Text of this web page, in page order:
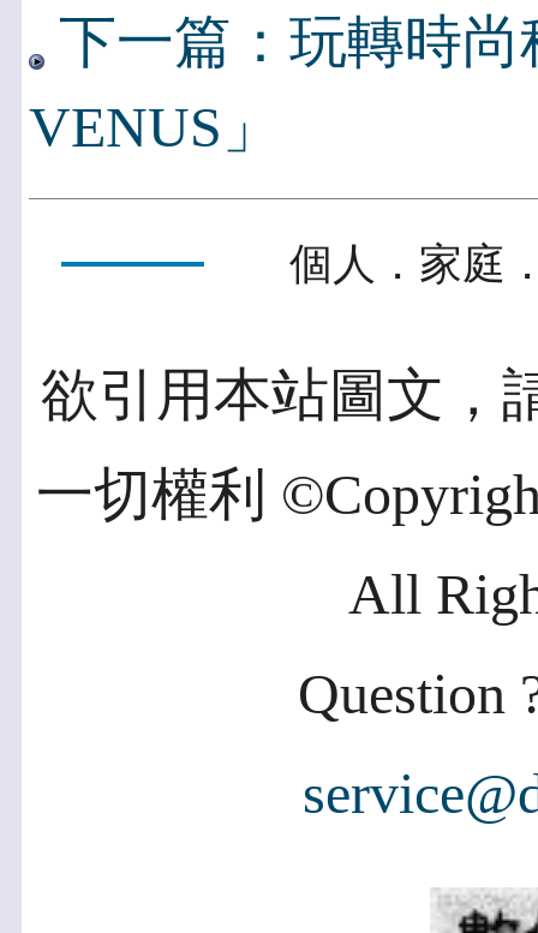
下一篇：玩轉時
VENUS」
個人．家庭
欲引用本站圖文，
一切權利
All
Question